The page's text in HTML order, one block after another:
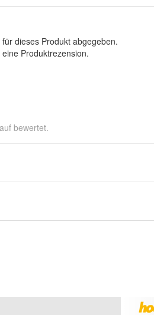
dieses Produkt abgegeben.
Produktrezension.
bewertet.